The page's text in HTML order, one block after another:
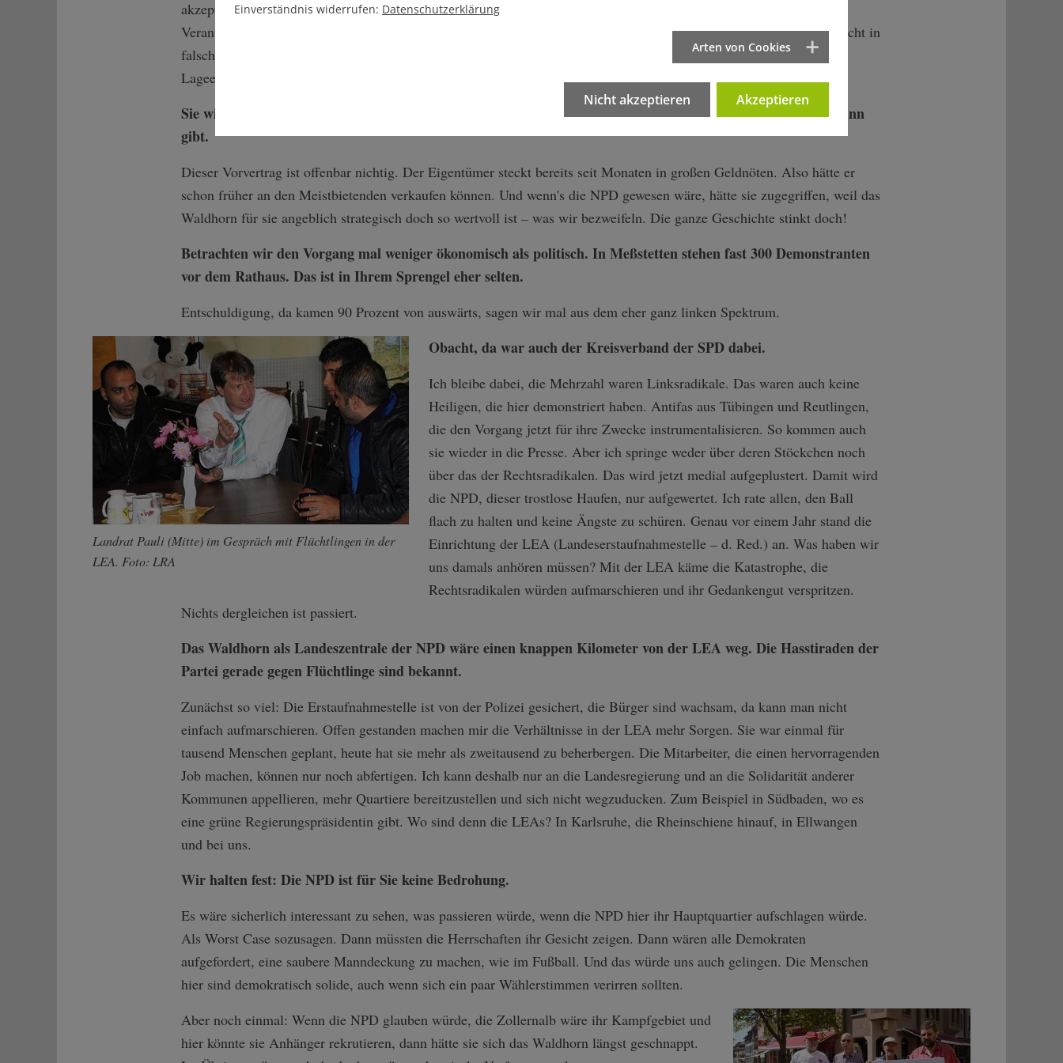
akzeptablen Kaufpreis erwerben können. Das ganze Gelände wurde inzwischen ordentlich renaturiert. Alle
Verantwortlichen vor Ort waren damals davon überzeugt, dass dieser Gebäudekomplex in dieser exponierten Lage nicht in
falsche Hände geraten darf. Das Waldhorn wird jetzt angeboten wie Sauerbier, daher sind wir uns in der
Lageeinschätzung einig, dass kein Handlungsbedarf besteht.
Sie wissen, dass es einen Vorvertrag zwischen den Eigentümern Lustig und dem NPD-Funktionär Zimmermann
gibt.
Dieser Vorvertrag ist offenbar nichtig. Der Eigentümer steckt bereits seit Monaten in großen Geldnöten. Also hätte er
schon früher an den Meistbietenden verkaufen können. Und wenn's die NPD gewesen wäre, hätte sie zugegriffen, weil das
Waldhorn für sie angeblich strategisch doch so wertvoll ist – was wir bezweifeln. Die ganze Geschichte stinkt doch!
Betrachten wir den Vorgang mal weniger ökonomisch als politisch. In Meßstetten stehen fast 300 Demonstranten
vor dem Rathaus. Das ist in Ihrem Sprengel eher selten.
Entschuldigung, da kamen 90 Prozent von auswärts, sagen wir mal aus dem eher ganz linken Spektrum.
Landrat Pauli (Mitte) im Gespräch mit Flüchtlingen in der
LEA. Foto: LRA
Obacht, da war auch der Kreisverband der SPD dabei.
Ich bleibe dabei, die Mehrzahl waren Linksradikale. Das waren auch keine
Heiligen, die hier demonstriert haben. Antifas aus Tübingen und Reutlingen,
die den Vorgang jetzt für ihre Zwecke instrumentalisieren. So kommen auch
sie wieder in die Presse. Aber ich springe weder über deren Stöckchen noch
über das der Rechtsradikalen. Das wird jetzt medial aufgeplustert. Damit wird
die NPD, dieser trostlose Haufen, nur aufgewertet. Ich rate allen, den Ball
flach zu halten und keine Ängste zu schüren. Genau vor einem Jahr stand die
Einrichtung der LEA (Landeserstaufnahmestelle – d. Red.) an. Was haben wir
uns damals anhören müssen? Mit der LEA käme die Katastrophe, die
Rechtsradikalen würden aufmarschieren und ihr Gedankengut verspritzen.
Nichts dergleichen ist passiert.
Das Waldhorn als Landeszentrale der NPD wäre einen knappen Kilometer von der LEA weg. Die Hasstiraden der
Partei gerade gegen Flüchtlinge sind bekannt.
Zunächst so viel: Die Erstaufnahmestelle ist von der Polizei gesichert, die Bürger sind wachsam, da kann man nicht
einfach aufmarschieren. Offen gestanden machen mir die Verhältnisse in der LEA mehr Sorgen. Sie war einmal für
tausend Menschen geplant, heute hat sie mehr als zweitausend zu beherbergen. Die Mitarbeiter, die einen hervorragenden
Job machen, können nur noch abfertigen. Ich kann deshalb nur an die Landesregierung und an die Solidarität anderer
Kommunen appellieren, mehr Quartiere bereitzustellen und sich nicht wegzuducken. Zum Beispiel in Südbaden, wo es
eine grüne Regierungspräsidentin gibt. Wo sind denn die LEAs? In Karlsruhe, die Rheinschiene hinauf, in Ellwangen
und bei uns.
Wir halten fest: Die NPD ist für Sie keine Bedrohung.
Es wäre sicherlich interessant zu sehen, was passieren würde, wenn die NPD hier ihr Hauptquartier aufschlagen würde.
Als Worst Case sozusagen. Dann müssten die Herrschaften ihr Gesicht zeigen. Dann wären alle Demokraten
aufgefordert, eine saubere Manndeckung zu machen, wie im Fußball. Und das würde uns auch gelingen. Die Menschen
hier sind demokratisch solide, auch wenn sich ein paar Wählerstimmen verirren sollten.
Aber noch einmal: Wenn die NPD glauben würde, die Zollernalb wäre ihr Kampfgebiet und
hier könnte sie Anhänger rekrutieren, dann hätte sie sich das Waldhorn längst geschnappt.
Einverständnis widerrufen: Datenschutzerklärung
Arten von Cookies
Nicht akzeptieren Akzeptieren